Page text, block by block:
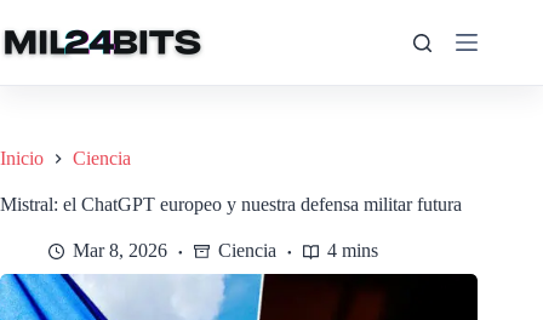
al
contenido
Inicio Ciencia
Mistral: el ChatGPT europeo y nuestra defensa militar futura
Mar 8, 2026 Ciencia 4 mins